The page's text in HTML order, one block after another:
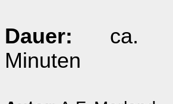
Dauer: ca.
Minuten